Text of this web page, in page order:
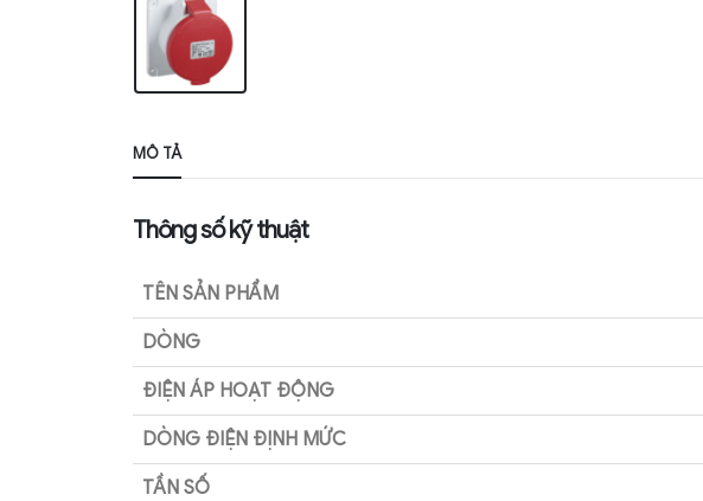
MÔ TẢ
Thông số kỹ thuật
TÊN SẢN PHẨM
DÒNG
ĐIỆN ÁP HOẠT ĐỘNG
DÒNG ĐIỆN ĐỊNH MỨC
TẦN SỐ